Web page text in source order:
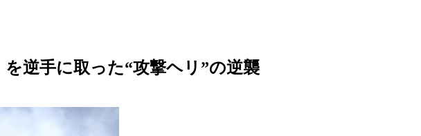
逆手に取った“攻撃ヘリ”の逆襲